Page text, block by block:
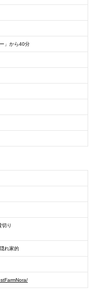
」から40分
切り
れ家的